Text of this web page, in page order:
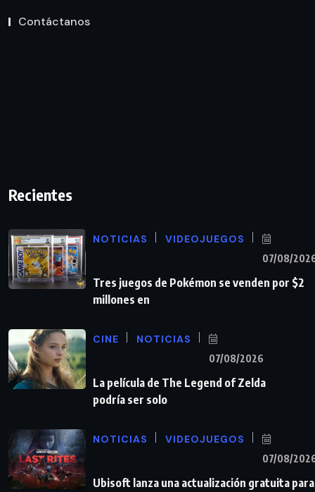
Contáctanos
Recientes
NOTICIAS VIDEOJUEGOS
07/08/
Tres juegos de Pokémon se venden por $2
millones en
CINE NOTICIAS
07/08/2026
La película de The Legend of Zelda
podría ser solo
NOTICIAS VIDEOJUEGOS
07/08/
Ubisoft lanza una actualización gratuita para